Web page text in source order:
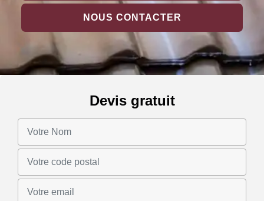
NOUS CONTACTER
Devis gratuit